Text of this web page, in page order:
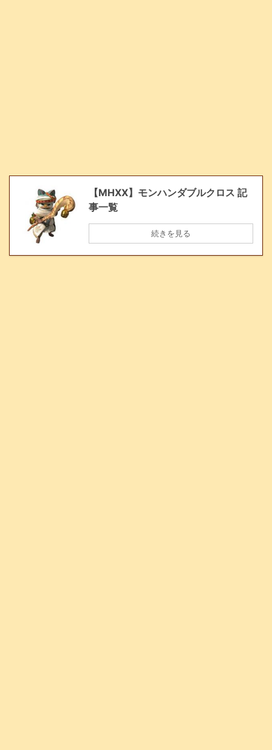
【MHXX】モンハンダブルクロス 記
事一覧
続きを見る